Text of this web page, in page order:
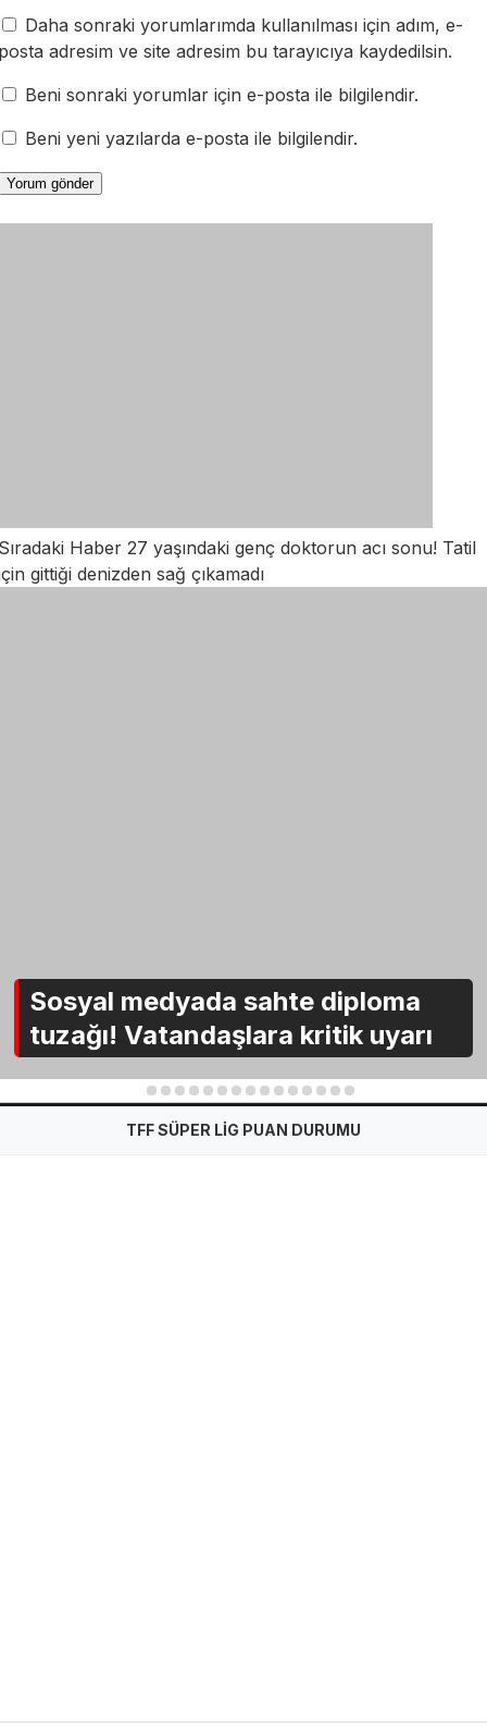
Daha sonraki yorumlarımda kullanılması için adım, e-
adresim ve site adresim bu tarayıcıya kaydedilsin.
Beni sonraki yorumlar için e-posta ile bilgilendir.
Beni yeni yazılarda e-posta ile bilgilendir.
Haber 27 yaşındaki genç doktorun acı sonu! Tatil
gittiği denizden sağ çıkamadı
Sosyal medyada sahte diploma
tuzağı! Vatandaşlara kritik uyarı
2 3 4 5 6 7 8 9 10 11 12 13 14 15
TFF SÜPER LİG PUAN DURUMU